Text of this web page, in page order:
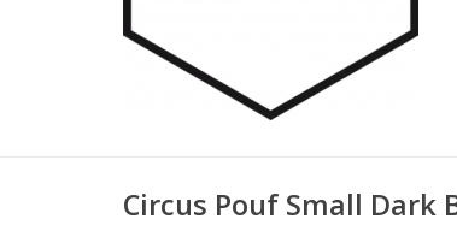
Circus Pouf Small Dark